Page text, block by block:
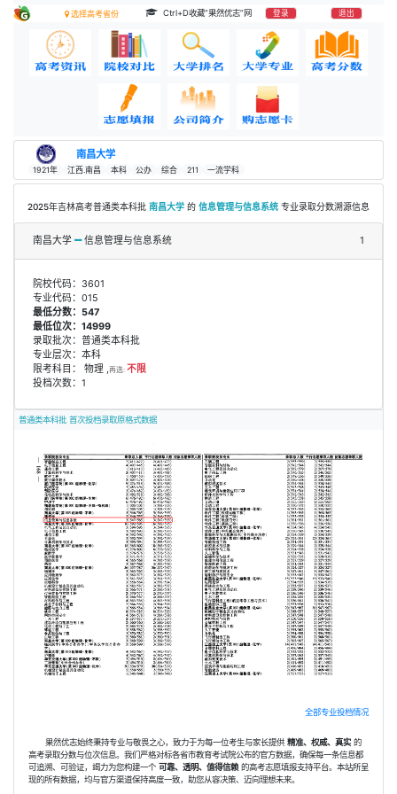
选择高考省份 Ctrl+D收藏“果然优志”网 登录 退出
南昌大学
1921年 江西.南昌 本科 公办 综合 211 一流学科
2025年吉林高考普通类本科批 南昌大学 的 信息管理与信息系统 专业录取分数溯源信息
南昌大学 信息管理与信息系统 1
院校代码：3601
专业代码：015
最低分数：547
最低位次：14999
录取批次：普通类本科批
专业层次：本科
限考科目： 物理 ,再选: 不限
投档次数：1
普通类本科批 首次投档录取原格式数据
全部专业投档情况
果然优志始终秉持专业与敬畏之心，致力于为每一位考生与家长提供 精准、权威、真实的
高考录取分数与位次信息。我们严格对标各省市教育考试院公布的官方数据，确保每一条信息都
可追溯、可验证，竭力为您构建一个 可靠、透明、值得信赖 的高考志愿填报支持平台。本站所呈
现的所有数据，均与官方渠道保持高度一致，助您从容决策、迈向理想未来。